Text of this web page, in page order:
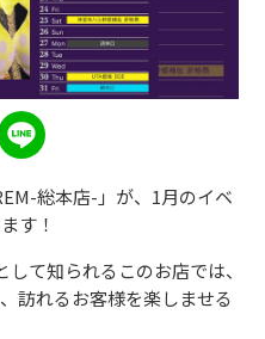
総本店-」が、1月のイベ
す！
て知られるこのお店では、
訪れるお客様を楽しませる